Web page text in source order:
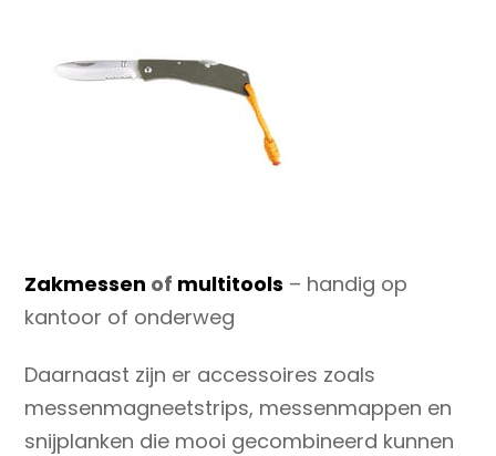
Zakmessen of multitools – handig op
kantoor of onderweg
Daarnaast zijn er accessoires zoals
messenmagneetstrips, messenmappen en
snijplanken die mooi gecombineerd kunnen